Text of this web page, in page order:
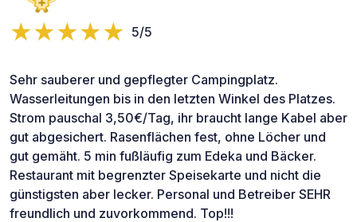
5/5
Sehr sauberer und gepflegter Campingplatz.
Wasserleitungen bis in den letzten Winkel des Platzes.
Strom pauschal 3,50€/Tag, ihr braucht lange Kabel aber
gut abgesichert. Rasenflächen fest, ohne Löcher und
gut gemäht. 5 min fußläufig zum Edeka und Bäcker.
Restaurant mit begrenzter Speisekarte und nicht die
günstigsten aber lecker. Personal und Betreiber SEHR
freundlich und zuvorkommend. Top!!!